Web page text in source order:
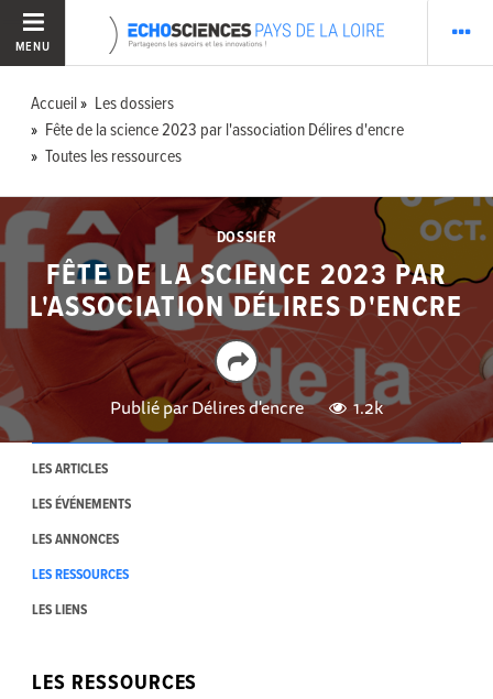
MENU
Accueil
Les dossiers
Fête de la science 2023 par l'association Délires d'encre
Toutes les ressources
DOSSIER
FÊTE DE LA SCIENCE 2023 PAR
L'ASSOCIATION DÉLIRES D'ENCRE
Publié parDélires d'encre 1.2k
LES ARTICLES
LES ÉVÉNEMENTS
LES ANNONCES
LES RESSOURCES
LES LIENS
LES RESSOURCES